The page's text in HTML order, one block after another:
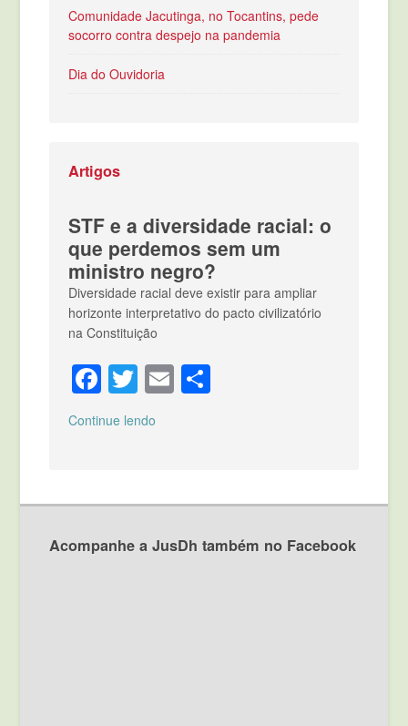
Comunidade Jacutinga, no Tocantins, pede
socorro contra despejo na pandemia
Dia do Ouvidoria
Artigos
STF e a diversidade racial: o
que perdemos sem um
ministro negro?
Diversidade racial deve existir para ampliar
horizonte interpretativo do pacto civilizatório
na Constituição
Facebook
Twitter
Email
Continue lendo
Acompanhe a JusDh também no Facebook